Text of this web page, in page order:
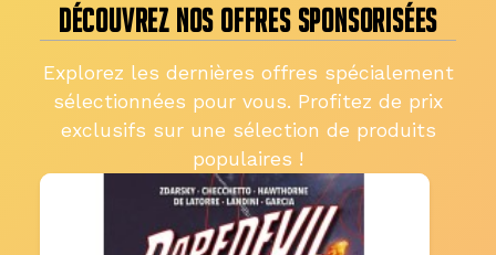
DÉCOUVREZ NOS OFFRES SPONSORISÉES
Explorez les dernières offres spécialement
sélectionnées pour vous. Profitez de prix
exclusifs sur une sélection de produits
populaires !